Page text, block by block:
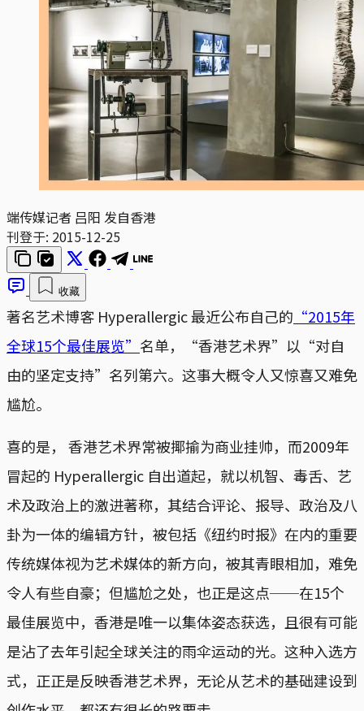
端传媒记者 吕阳 发自香港
刊登于: 2015-12-25
收藏
著名艺术博客 Hyperallergic 最近公布自己的 “2015年
全球15个最佳展览” 名单，“香港艺术界”以“对自
由的坚定支持”名列第六。这事大概令人又惊喜又难免
尴尬。
喜的是， 香港艺术界常被揶揄为商业挂帅，而2009年
冒起的 Hyperallergic 自出道起，就以机智、毒舌、艺
术及政治上的激进著称，其结合评论、报导、政治及八
卦为一体的编辑方针，被包括《纽约时报》在内的重要
传统媒体视为艺术媒体的新方向，被其青眼相加，难免
令人有些自豪；但尴尬之处，也正是这点──在15个
最佳展览中，香港是唯一以集体姿态获选，且很有可能
是沾了去年引起全球关注的雨伞运动的光。这种入选方
式，正正是反映香港艺术界，无论从艺术的基础建设到